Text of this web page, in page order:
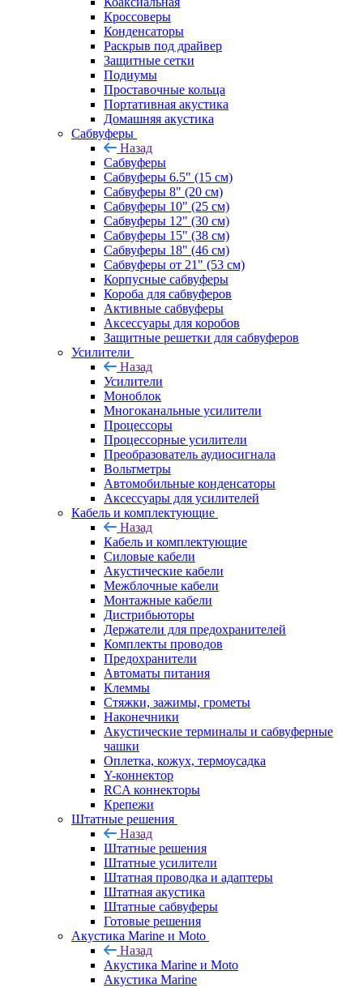
Кроссоверы
Конденсаторы
Раскрыв под драйвер
Защитные сетки
Подиумы
Проставочные кольца
Портативная акустика
Домашняя акустика
Сабвуферы
Назад
Сабвуферы
Сабвуферы 6.5" (15 см)
Сабвуферы 8" (20 см)
Сабвуферы 10" (25 см)
Сабвуферы 12" (30 см)
Сабвуферы 15" (38 см)
Сабвуферы 18" (46 см)
Сабвуферы от 21" (53 см)
Корпусные сабвуферы
Короба для сабвуферов
Активные сабвуферы
Аксессуары для коробов
Защитные решетки для сабвуферов
Усилители
Назад
Усилители
Моноблок
Многоканальные усилители
Процессоры
Процессорные усилители
Преобразователь аудиосигнала
Вольтметры
Автомобильные конденсаторы
Аксессуары для усилителей
Кабель и комплектующие
Назад
Кабель и комплектующие
Силовые кабели
Акустические кабели
Межблочные кабели
Монтажные кабели
Дистрибьюторы
Держатели для предохранителей
Комплекты проводов
Предохранители
Автоматы питания
Клеммы
Стяжки, зажимы, грометы
Наконечники
Акустические терминалы и сабвуферные
чашки
Оплетка, кожух, термоусадка
Y-коннектор
RCA коннекторы
Крепежи
Штатные решения
Назад
Штатные решения
Штатные усилители
Штатная проводка и адаптеры
Штатная акустика
Штатные сабвуферы
Готовые решения
Акустика Marine и Moto
Назад
Акустика Marine и Moto
Акустика Marine